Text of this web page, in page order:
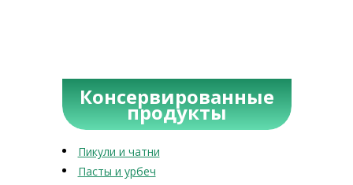
Консервированные
продукты
Пикули и чатни
Пасты и урбеч